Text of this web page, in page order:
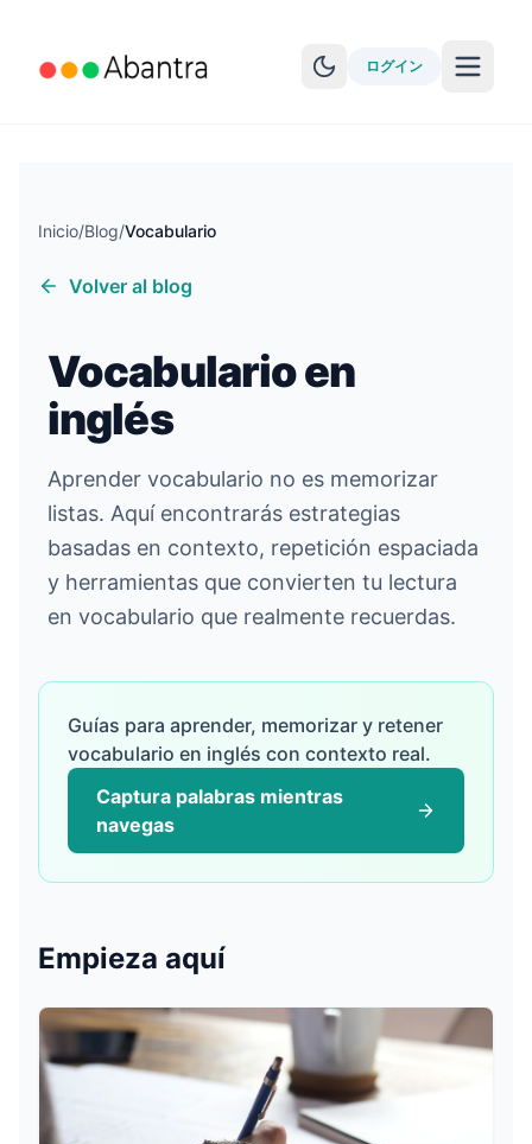
ログイン
その他の機能
YouTube学習
Anki同期
物語を見る
レベルテスト
無料で始める
Español Français Deutsch
Inicio/Blog/Vocabulario
Volver al blog
Vocabulario en
inglés
Aprender vocabulario no es memorizar
listas. Aquí encontrarás estrategias
basadas en contexto, repetición espaciada
y herramientas que convierten tu lectura
en vocabulario que realmente recuerdas.
Guías para aprender, memorizar y retener
vocabulario en inglés con contexto real.
Captura palabras mientras
navegas
Empieza aquí